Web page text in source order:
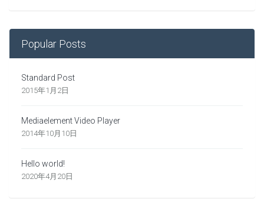
Popular Posts
Standard Post
2015年1月2日
Mediaelement Video Player
2014年10月10日
Hello world!
2020年4月20日